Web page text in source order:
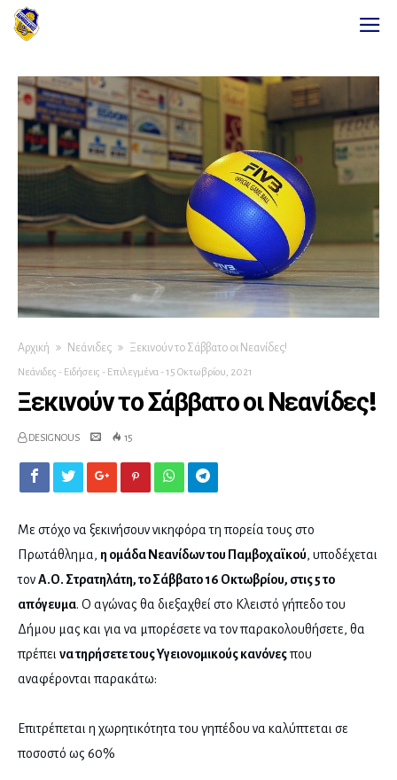
Αρχική Νεάνιδες Ξεκινούν το Σάββατο οι Νεανίδες!
Νεάνιδες - Ειδήσεις - Επιλεγμένα -15 Οκτωβρίου, 2021
Ξεκινούν το Σάββατο οι Νεανίδες!
DESIGNOUS 15
Mε στόχο να ξεκινήσουν νικηφόρα τη πορεία τους στο
Πρωτάθλημα, η ομάδα Νεανίδων του Παμβοχαϊκού, υποδέχεται
τονΑ.Ο. Στρατηλάτη, το Σάββατο 16 Οκτωβρίου, στις 5 το
απόγευμα. Ο αγώνας θα διεξαχθεί στο Κλειστό γήπεδο του
Δήμου μας και για να μπορέσετε να τον παρακολουθήσετε, θα
πρέπει να τηρήσετε τους Υγειονομικούς κανόνεςπου
αναφέρονται παρακάτω:
Επιτρέπεται η χωρητικότητα του γηπέδου να καλύπτεται σε
ποσοστό ως 60%